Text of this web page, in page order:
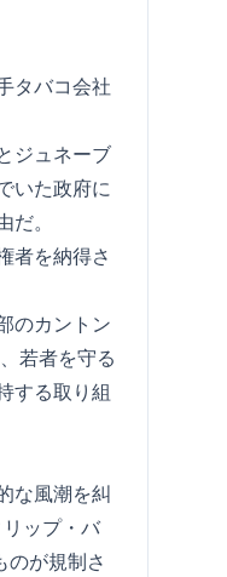
タバコ会社
ジュネーブ
いた政府に
。
者を納得さ
のカントン
若者を守る
する取り組
な風潮を糾
ップ・バ
のが規制さ